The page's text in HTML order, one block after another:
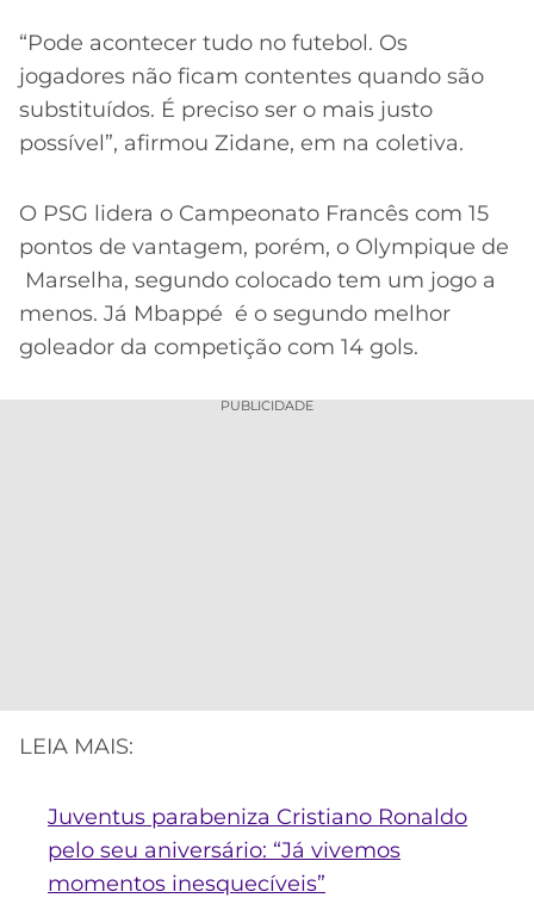
“Pode acontecer tudo no futebol. Os
jogadores não ficam contentes quando são
substituídos. É preciso ser o mais justo
possível”, afirmou Zidane, em na coletiva.
O PSG lidera o Campeonato Francês com 15
pontos de vantagem, porém, o Olympique de
Marselha, segundo colocado tem um jogo a
menos. Já Mbappé é o segundo melhor
goleador da competição com 14 gols.
PUBLICIDADE
LEIA MAIS:
Juventus parabeniza Cristiano Ronaldo
pelo seu aniversário: “Já vivemos
momentos inesquecíveis”